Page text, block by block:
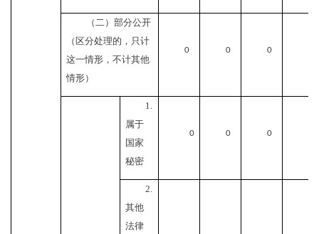
（二）部分公开
（区分处理的，只计
这一情形，不计其他
情形）
0 0 0
1.
属于
国家
秘密
0 0 0
2.
其他
法律